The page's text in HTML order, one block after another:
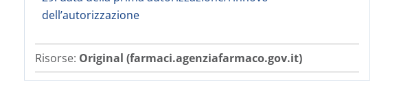
dell’autorizzazione
Risorse: Original (farmaci.agenziafarmaco.gov.it)